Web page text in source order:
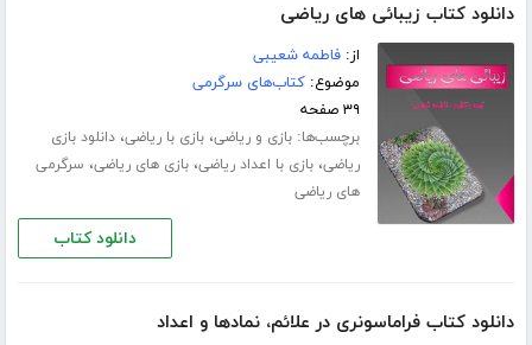
دانلود کتاب زیبائی های ریاضی
از:فاطمه شعیبی
موضوع:کتاب‌های سرگرمی
۳۹ صفحه
برچسب‌ها:بازی و ریاضی،بازی با ریاضی،دانلود بازی
ریاضی،بازی با اعداد ریاضی،بازی های ریاضی، سرگرمی
های ریاضی
دانلود کتاب
دانلود کتاب فراماسونری در علائم، نمادها و اعداد